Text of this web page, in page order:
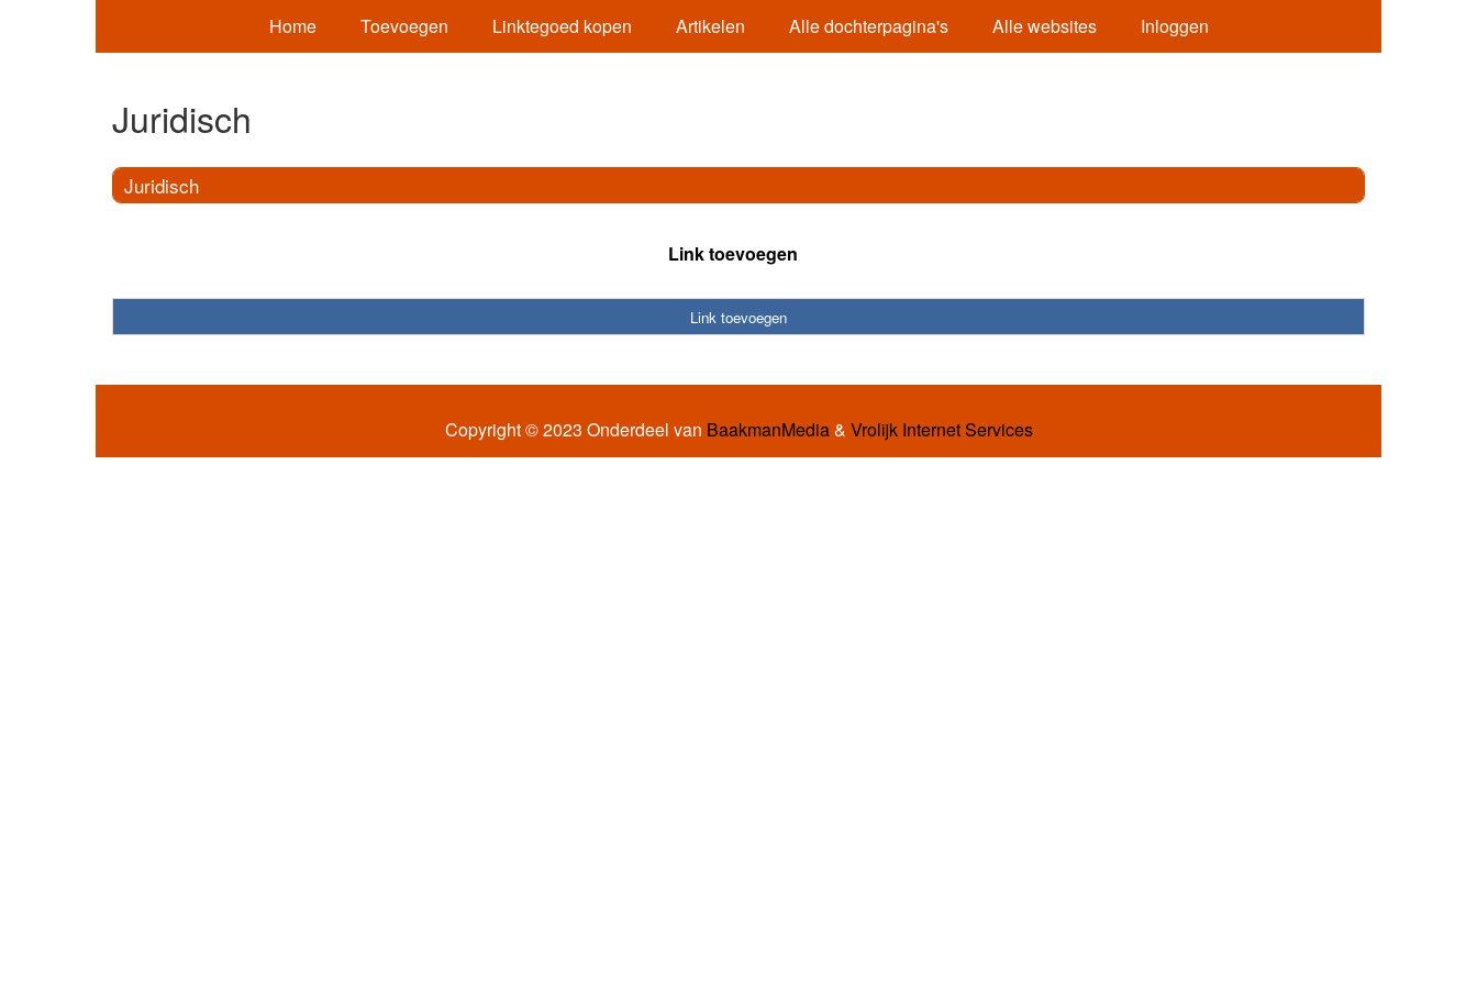
Home Toevoegen Linktegoed kopen Artikelen Alle dochterpagina's Alle websites Inloggen
Juridisch
Juridisch
Link toevoegen
Link toevoegen
Copyright © 2023 Onderdeel van BaakmanMedia& Vrolijk Internet Services